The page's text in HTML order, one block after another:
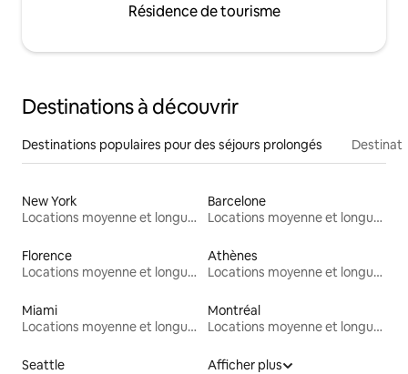
Résidence de tourisme
Destinations à découvrir
Destinations populaires pour des séjours prolongés
New York
Locations moyenne et longue durée
Barcelone
Locations moyenne et longue durée
Florence
Locations moyenne et longue durée
Athènes
Locations moyenne et longue durée
Miami
Locations moyenne et longue durée
Montréal
Locations moyenne et longue durée
Seattle
Afficher plus